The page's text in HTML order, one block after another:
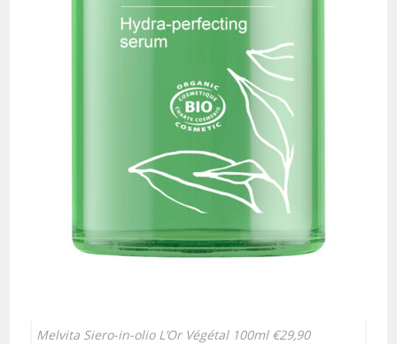
Melvita Siero-in-olio L’Or Végétal 100ml €29,90